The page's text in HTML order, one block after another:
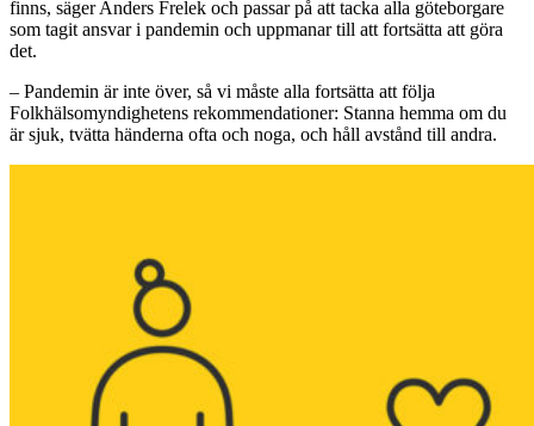
finns, säger Anders Frelek och passar på att tacka alla göteborgare
som tagit ansvar i pandemin och uppmanar till att fortsätta att göra
det.
– Pandemin är inte över, så vi måste alla fortsätta att följa
Folkhälsomyndighetens rekommendationer: Stanna hemma om du
är sjuk, tvätta händerna ofta och noga, och håll avstånd till andra.